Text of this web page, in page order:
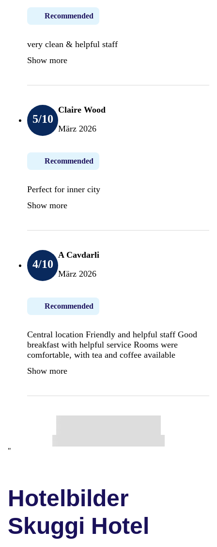
Recommended
very clean & helpful staff
Show more
5/10
Claire Wood
März 2026
Recommended
Perfect for inner city
Show more
4/10
A Cavdarli
März 2026
Recommended
Central location Friendly and helpful staff Good
breakfast with helpful service Rooms were
comfortable, with tea and coffee available
Show more
"
Hotelbilder
Skuggi Hotel